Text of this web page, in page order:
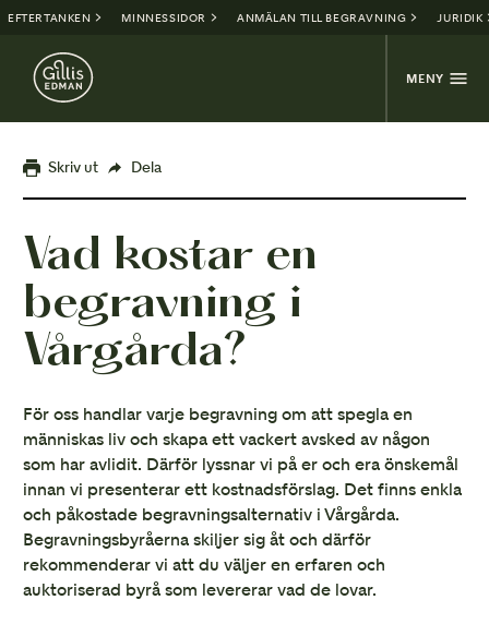
EFTERTANKEN MINNESSIDOR ANMÄLAN TILL BEGRAVNING JURIDIK
MENY
Skriv ut Dela
Vad kostar en
begravning i
Vårgårda?
För oss handlar varje begravning om att spegla en
människas liv och skapa ett vackert avsked av någon
som har avlidit. Därför lyssnar vi på er och era önskemål
innan vi presenterar ett kostnadsförslag. Det finns enkla
och påkostade begravningsalternativ i Vårgårda.
Begravningsbyråerna skiljer sig åt och därför
rekommenderar vi att du väljer en erfaren och
auktoriserad byrå som levererar vad de lovar.